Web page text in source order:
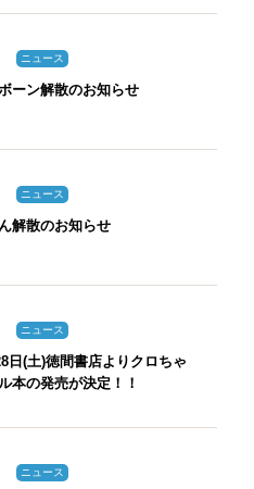
ニュース
ーン解散のお知らせ
ニュース
解散のお知らせ
ニュース
日(土)徳間書店よりクロちゃ
本の発売が決定！！
ニュース